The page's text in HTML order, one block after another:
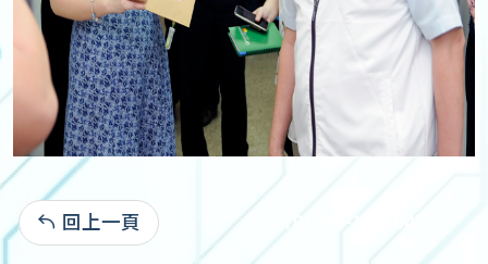
回上一頁 106-05-12:2,047